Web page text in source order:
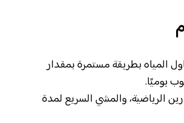
المياه بطريقة مستمرة بمقدار
الرياضية، والمشي السريع لمدة